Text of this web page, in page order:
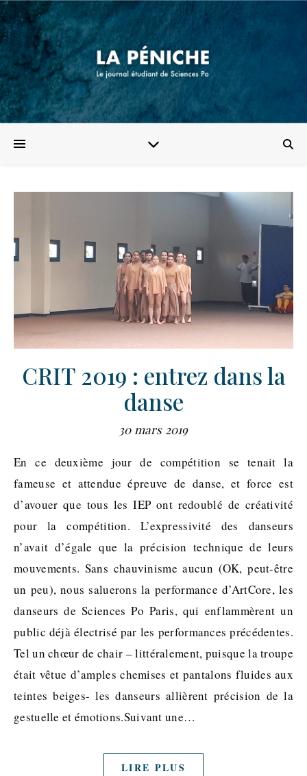
CRIT 2019 : entrez dans la
danse
30 mars 2019
En ce deuxième jour de compétition se tenait la
fameuse et attendue épreuve de danse, et force est
d’avouer que tous les IEP ont redoublé de créativité
pour la compétition. L’expressivité des danseurs
n’avait d’égale que la précision technique de leurs
mouvements. Sans chauvinisme aucun (OK, peut-être
un peu), nous saluerons la performance d’ArtCore, les
danseurs de Sciences Po Paris, qui enflammèrent un
public déjà électrisé par les performances précédentes.
Tel un chœur de chair – littéralement, puisque la troupe
était vêtue d’amples chemises et pantalons fluides aux
teintes beiges- les danseurs allièrent précision de la
gestuelle et émotions.Suivant une…
LIRE PLUS